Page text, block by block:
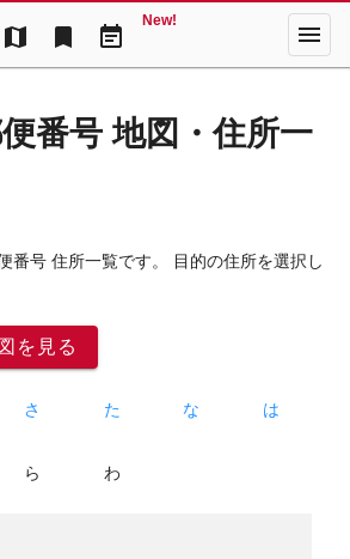
map bookmark event_note
New! menu
番号 地図・住所一
番号 住所一覧です。 目的の住所を選択し
を見る
さ た な は
ら わ